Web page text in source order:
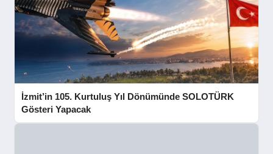
İzmit’in 105. Kurtuluş Yıl Dönümünde SOLOTÜRK
Gösteri Yapacak